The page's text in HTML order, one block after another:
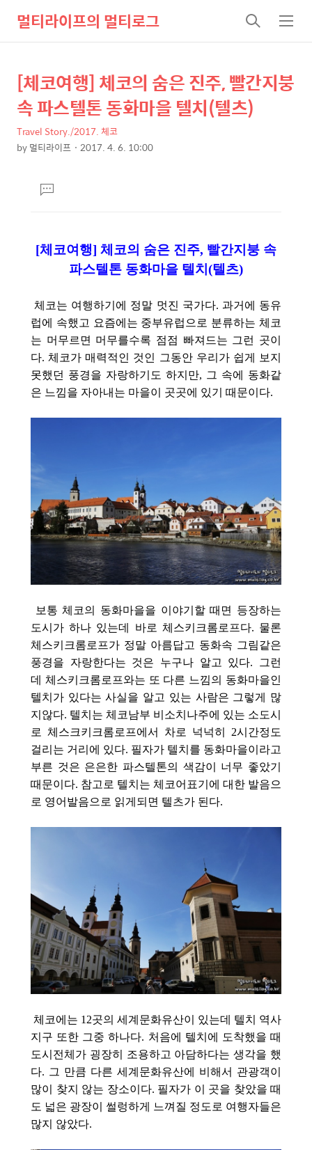
멀티라이프의 멀티로그
검
색
메
뉴
상
세
텐
본
문
제
목
[체코여행] 체코의 숨은 진주, 빨간지붕
속 파스텔톤 동화마을 텔치(텔츠)
Travel Story./2017. 체코
by멀티라이프 2017. 4. 6. 10:00
댓
글
[체코여행] 체코의 숨은 진주, 빨간지붕 속
파스텔톤 동화마을 텔치(텔츠)
체코는 여행하기에 정말 멋진 국가다. 과거에 동유
럽에 속했고 요즘에는 중부유럽으로 분류하는 체코
는 머무르면 머무를수록 점점 빠져드는 그런 곳이
다. 체코가 매력적인 것인 그동안 우리가 쉽게 보지
못했던 풍경을 자랑하기도 하지만, 그 속에 동화같
은 느낌을 자아내는 마을이 곳곳에 있기 때문이다.
보통 체코의 동화마을을 이야기할 때면 등장하는
도시가 하나 있는데 바로 체스키 크롬로프다. 물론
체스키 크롬로 프가 정말 아름답고 동화속 그림같은
풍경을 자랑한다는 것은 누구나 알고 있다. 그런
데
체스키크롬로프와는 또 다른 느낌의 동화마을인
텔치 가 있다는 사실을 알고 있는 사람은 그렇게 많
지않다. 텔치 는 체코남부 비소치나주에 있는 소도시
로 체스크키크롬로프에서 차로 넉넉히 2시간정도
걸리는 거리에 있다. 필자가 텔치 를 동화마을이라고
부른 것은 은은한 파스텔톤의 색감이 너무 좋았기
때문이다. 참고로 텔치는 체코어표기에 대한 발음으
로 영어발음으로 읽게되면 텔츠가 된다.
체코에는 12곳의 세계문화유산이 있는데 텔치
역사
지구 또한 그중 하나다. 처음에 텔치에 도착했을 때
도시전체가 굉장히 조용하고 아담하다는 생각을 했
다. 그 만큼 다른 세계문화유산에 비해서 관광객이
많이 찾지 않는 장소이다. 필자가 이 곳을 찾았을 때
도 넓은 광장이 썰렁하게 느껴질 정도로 여행자들은
많지 않았다.